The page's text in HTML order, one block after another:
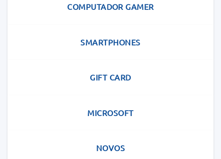
COMPUTADOR GAMER
SMARTPHONES
GIFT CARD
MICROSOFT
NOVOS